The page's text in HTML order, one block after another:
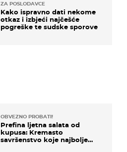
OBVEZNO PROBATI!
Prefina ljetna salata od
kupusa: Kremasto
savršenstvo koje najbolje
ZA POSLODAVCE
Kako ispravno dati nekome
otkaz i izbjeći najčešće
pogreške te sudske sporove